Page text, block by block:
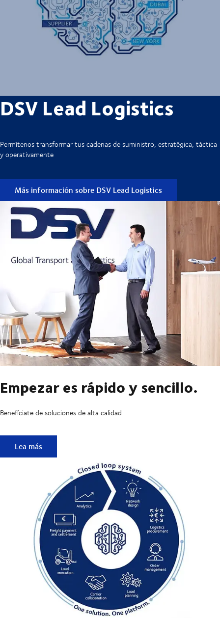
DSV Lead Logistics
Permítenos transformar tus cadenas de suministro, estratégica, táctica
y operativamente
Más información sobre DSV Lead Logistics
Empezar es rápido y sencillo.
Benefíciate de soluciones de alta calidad
Empezar es rápido y sencillo.
Lea más